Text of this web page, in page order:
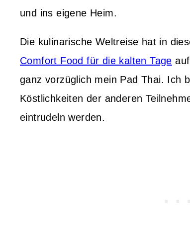
und ins eigene Heim.
Die kulinarische Weltreise hat in
Comfort Food für die kalten Tage
ganz vorzüglich mein Pad Thai. Ich
Köstlichkeiten der anderen
eintrudeln werden.